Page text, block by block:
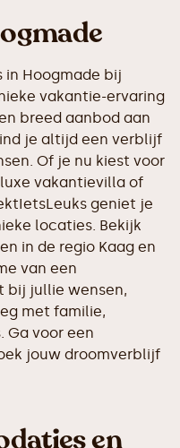
Hoogmade bij
vakantie-ervaring
breed aanbod aan
je altijd een verblijf
Of je nu kiest voor
vakantievilla of
geniet je
locaties. Bekijk
in de regio Kaag en
van een
bij jullie wensen,
met familie,
Ga voor een
jouw droomverblijf
en